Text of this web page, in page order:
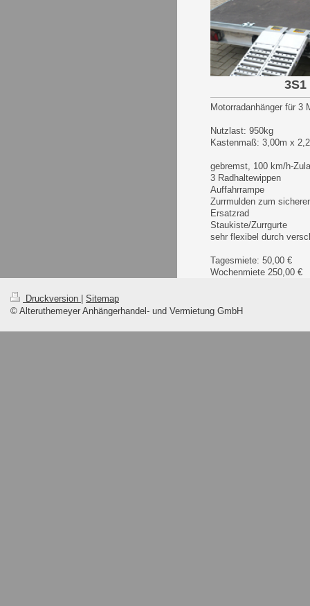
Motorradanhänger für 3
Nutzlast: 950kg
Kastenmaß: 3,00m x
gebremst, 100 km/h-
3 Radhaltewippen
Auffahrrampe
Zurrmulden zum
Ersatzrad
Staukiste/Zurrgurte
sehr flexibel durch
Tagesmiete: 50,00 €
Wochenmiete 250,00 €
Druckversion
Sitemap
© Alteruthemeyer Anhängerhandel- und Vermietung GmbH